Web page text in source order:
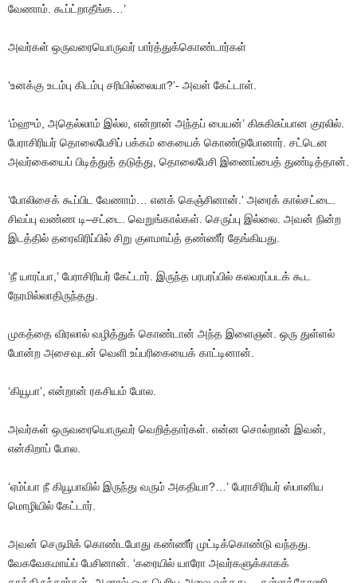
வேணாம் கூப்ட்றாதீங்க …’
அவர்கள் ஒருவரையொருவர் பார்த்துக்கொண்டார்கள்
‘உனக்கு உடம்பு கிடம்பு சரியில்லையா?’- அவள் கேட்டாள்
‘ம்ஹும் அதெல்லாம் இல்ல என்றான் அந்தப் பையன்’ கிசுகிசுப்பான குரலில்
பேராசிரியர் தொலைபேசிப் பக்கம் கையைக் கொண்டுபோனார் சட்டென
அவர்கையைப் பிடித்துத் தடுத்து தொலைபேசி இணைப்பைத் துண்டித்தான்
‘போலிசைக் கூப்பிட வேணாம் எனக் கெஞ்சினான் .’ அரைக் கால்சட்டை
சிவப்பு வண்ண டி–சட்டை வெறுங்கால்கள் செருப்பு இல்லை அவன் நின்ற
இடத்தில் தரைவிரிப்பில் சிறு குளமாய்த் தண்ணீர் தேங்கியது
‘நீ யாரப்பா ,’ பேராசிரியர் கேட்டார் இருந்த பரபரப்பில் கலவரப்படக் கூட
நேரமில்லாதிருந்தது
முகத்தை விரலால் வழித்துக் கொண்டான் அந்த இளைஞன் ஒரு துள்ளல்
போன்ற அசைவுடன் வெளி உப்பரிகையைக் காட்டினான்
‘கியூபா’ என்றான் ரகசியம் போல
அவர்கள் ஒருவரையொருவர் வெறித்தார்கள் என்ன சொல்றான் இவன்
என்கிறாப் போல
‘ஏம்ப்பா நீ கியூபாவில் இருந்து வரும் அகதியா?…’ பேராசிரியர் ஸ்பானிய
மொழியில் கேட்டார்
அவன் செருமிக் கொண்டபோது கண்ணீர் முட்டிக்கொண்டு வந்தது
வேகவேகமாய்ப் பேசினான் . ‘கரையில் யாரோ அவர்களுக்காகக்